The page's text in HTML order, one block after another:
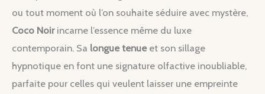
ou tout moment où l’on souhaite séduire avec mystère,
Coco Noirincarne l’essence même du luxe
contemporain. Sa longue tenue et son sillage
hypnotique en font une signature olfactive inoubliable,
parfaite pour celles qui veulent laisser une empreinte